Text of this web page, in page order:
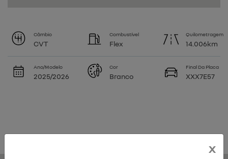
Câmbio
CVT
Combustível
Flex
Quilometragem
14.006km
Ano/Modelo
2025/2026
Cor
Branco
Final Da Placa
XXX7E57
x